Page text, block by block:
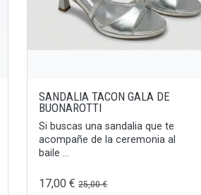
SANDALIA TACON GALA DE
BUONAROTTI
Si buscas una sandalia que te
acompañe de la ceremonia al
baile ...
17,00 €25,00 €